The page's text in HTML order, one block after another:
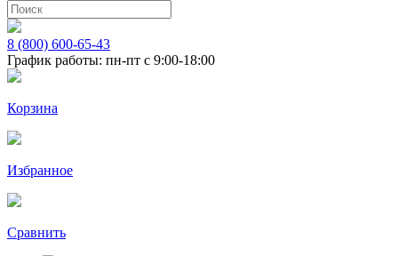
8 (800) 600-65-43
График работы: пн-пт с 9:00-18:00
Корзина
Избранное
Сравнить